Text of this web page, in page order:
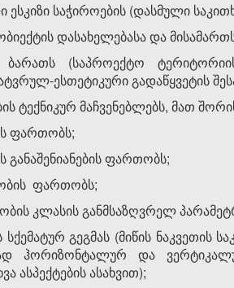
ესკიზი საჭიროების (დასმული
დასახელებასა და
ბარათს (საპროექტო
ესთეტიკური გადაწყვეტის
ტექნიკურ მაჩვენებლებს, მათ
ფართობს;
განაშენიანების ფართობს;
ფართობს;
კლასის განმსაზღვრელ
სქემატურ გეგმას (მიწის
ჰორიზონტალურ და
ასპექტების ასახვით);